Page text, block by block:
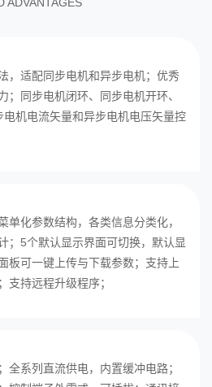
，适配同步电机和异步电机；优秀
；同步电机闭环、同步电机开环、
机电流矢量和异步电机电压矢量控
单化参数结构，各类信息分类化，
；5个默认显示界面可切换，默认显
板可一键上传与下载参数；支持上
支持远程升级程序；
全系列直流供电，内置缓冲电路；